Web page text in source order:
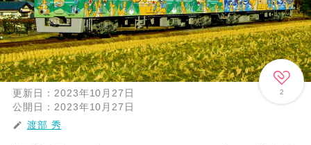
2
更新日： 2023年10月27日
公開日： 2023年10月27日
渡部 秀